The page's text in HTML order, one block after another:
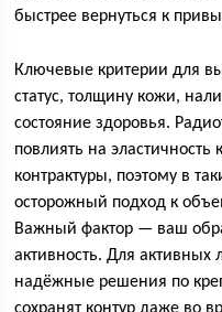
быстрее вернуться к
Ключевые критерии для
статус, толщину кожи,
состояние здоровья.
повлиять на эластичность
контрактуры, поэтому в
осторожный подход к
Важный фактор — ваш
активность. Для
надёжные решения по